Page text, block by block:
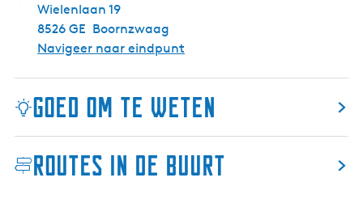
e
o
Wielenlaan 19
8526 GE Boornzwaag
Navigeer naar eindpunt
Goed om te weten
Routes in de buurt